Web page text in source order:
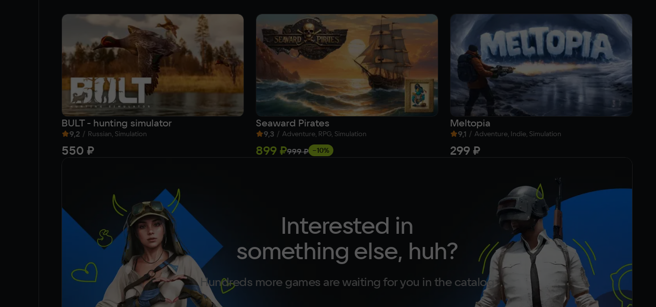
BULT - hunting simulator
9,2 / Russian, Simulation
550 ₽
Seaward Pirates
9,3 / Adventure, RPG, Simulation
899 ₽999 ₽ −10%
Meltopia
9,1 / Adventure, Indie, Simulation
299 ₽
Interested in
something else, huh?
Hundreds more games are waiting for you in the catalog